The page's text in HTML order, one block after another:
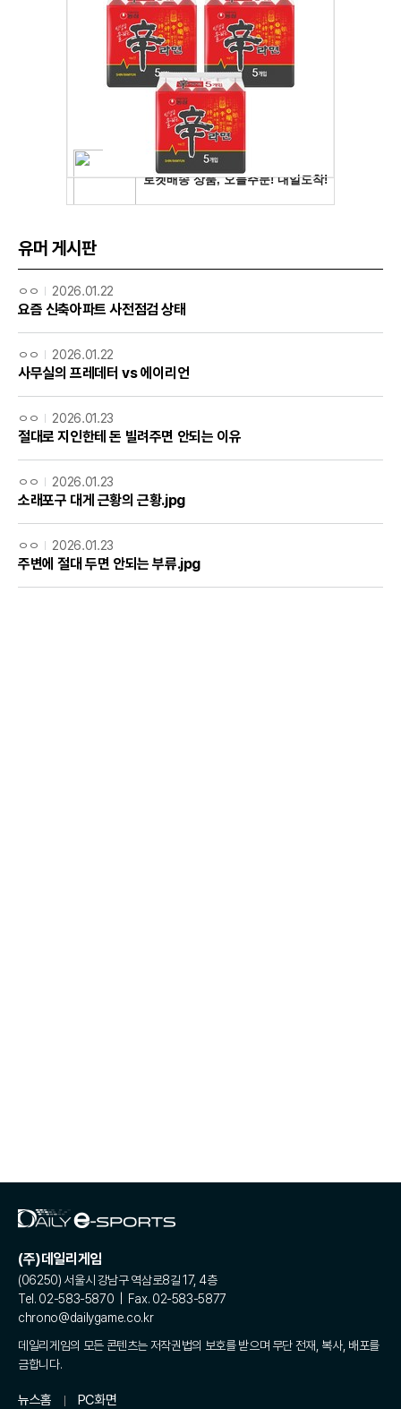
유머 게시판
ㅇㅇ 2026.01.22
요즘 신축아파트 사전점검 상태
ㅇㅇ 2026.01.22
사무실의 프레데터 vs 에이리언
ㅇㅇ 2026.01.23
절대로 지인한테 돈 빌려주면 안되는 이유
ㅇㅇ 2026.01.23
소래포구 대게 근황의 근황.jpg
ㅇㅇ 2026.01.23
주변에 절대 두면 안되는 부류.jpg
(주)데일리게임
(06250) 서울시 강남구 역삼로8길 17, 4층
Tel. 02-583-5870 | Fax. 02-583-5877
chrono@dailygame.co.kr
데일리게임의 모든 콘텐츠는 저작권법의 보호를 받으며 무단 전재, 복사, 배포를
금합니다.
뉴스홈 PC화면